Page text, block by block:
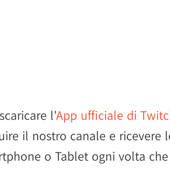
l'App ufficiale di
il nostro canale e ricevere
o Tablet ogni volta che